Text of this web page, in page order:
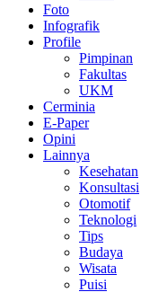
Foto
Infografik
Profile
Pimpinan
Fakultas
UKM
Cerminia
E-Paper
Opini
Lainnya
Kesehatan
Konsultasi
Otomotif
Teknologi
Tips
Budaya
Wisata
Puisi